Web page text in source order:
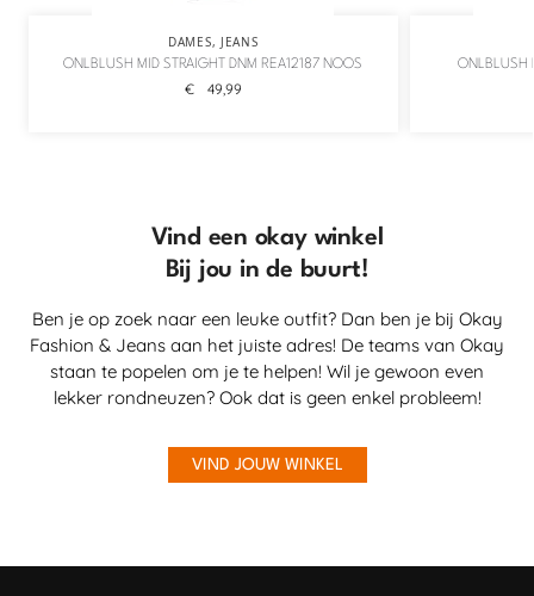
DAMES, JEANS
ONLBLUSH MID STRAIGHT DNM REA12187 NOOS
€ 49,99
ONLBLUSH
Vind een okay winkel
Bij jou in de buurt!
Ben je op zoek naar een leuke outfit? Dan ben je bij Okay
Fashion & Jeans aan het juiste adres! De teams van Okay
staan te popelen om je te helpen! Wil je gewoon even
lekker rondneuzen? Ook dat is geen enkel probleem!
VIND JOUW WINKEL